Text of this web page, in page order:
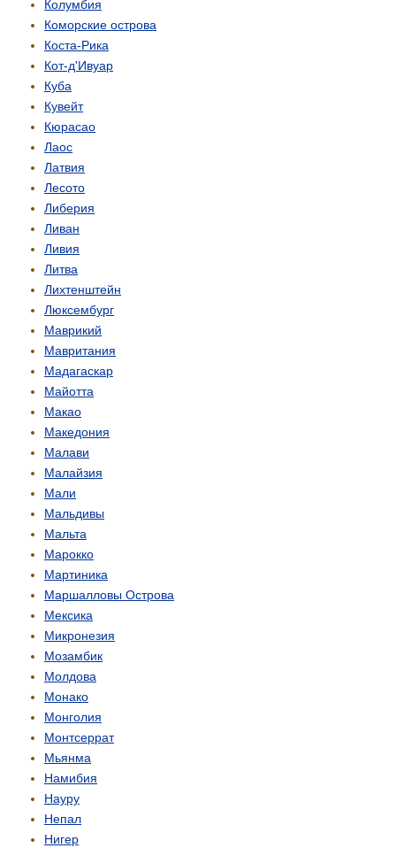
Колумбия
Коморские острова
Коста-Рика
Кот-д'Ивуар
Куба
Кувейт
Кюрасао
Лаос
Латвия
Лесото
Либерия
Ливан
Ливия
Литва
Лихтенштейн
Люксембург
Маврикий
Мавритания
Мадагаскар
Майотта
Макао
Македония
Малави
Малайзия
Мали
Мальдивы
Мальта
Марокко
Мартиника
Маршалловы Острова
Мексика
Микронезия
Мозамбик
Молдова
Монако
Монголия
Монтсеррат
Мьянма
Намибия
Науру
Непал
Нигер